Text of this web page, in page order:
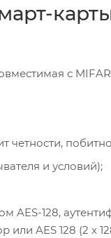
с
четности,
и условий);
AES-128,
AES 128 (2 x